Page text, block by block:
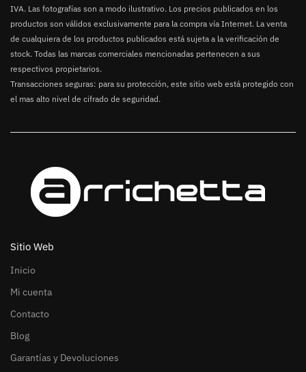
IVA. Las fotografías son a modo ilustrativo. Los precios publicados en los
productos son válidos exclusivamente para la compra vía Internet. La venta
de cualquiera de los productos publicados está sujeta a la verificación de
stock. Todas las marcas comerciales mencionadas pertenecen a sus
respectivos propietarios.
Transacciones seguras: para su protección, este sitio web está protegido con
el mas alto nivel de cifrado de seguridad.
Sitio Web
Inicio
Mi cuenta
Contacto
Blog
Garantías y Devoluciones